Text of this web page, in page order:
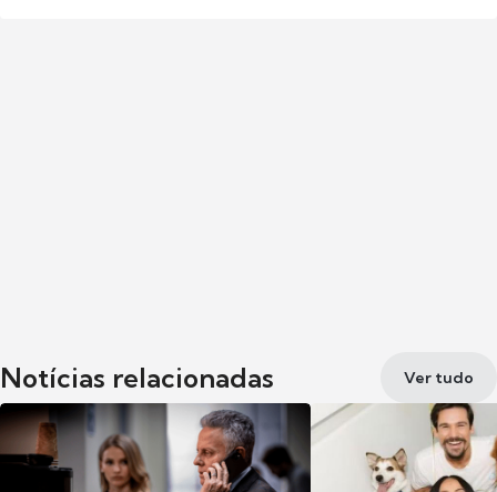
Notícias relacionadas Ver tudo